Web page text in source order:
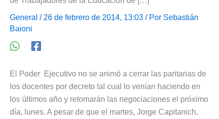
General / 26 de febrero de 2014, 13:03 / Por Sebastián
Baioni
El Poder Ejecutivo no se animó a cerrar las paritarias de
los docentes por decreto tal cual lo venían haciendo en
los últimos año y retomarán las negociaciones el próximo
día, lunes. A pesar de que el martes, Jorge Capitanich,